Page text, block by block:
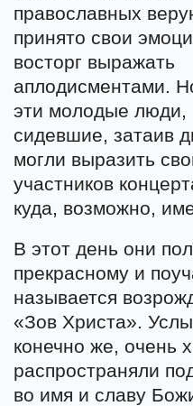
православных
принято свои
восторг выражать
аплодисментами.
эти молодые люди,
сидевшие, затаив
могли выразить
участников
куда, возможно,
В этот день они
прекрасному и
называется
«Зов Христа».
конечно же, очень
распространяли
во имя и славу